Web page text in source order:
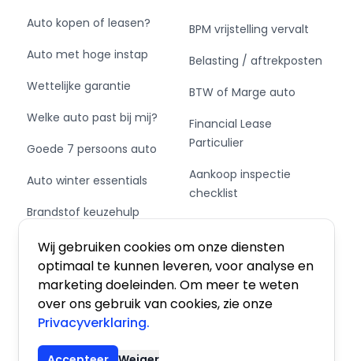
Wij gebruiken cookies om onze diensten
optimaal te kunnen leveren, voor analyse en
marketing doeleinden. Om meer te weten
over ons gebruik van cookies, zie onze
Privacyverklaring.
Auto kopen of leasen?
Auto met hoge instap
Wettelijke garantie
Welke auto past bij mij?
Goede 7 persoons auto
Auto winter essentials
Brandstof keuzehulp
Schakel of automaat?
BPM vrijstelling vervalt
Belasting / aftrekposten
BTW of Marge auto
Financial Lease
Particulier
Aankoop inspectie
checklist
Private Leasen,
Financieren of Kopen?